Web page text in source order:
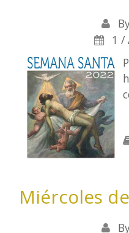
1 /
Miércoles